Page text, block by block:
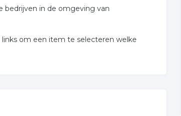
bedrijven in de omgeving van
om een item te selecteren welke